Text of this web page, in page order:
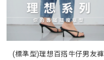
(標準型)理想百搭牛仔男友褲